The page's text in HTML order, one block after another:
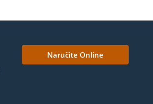
Naručite Online